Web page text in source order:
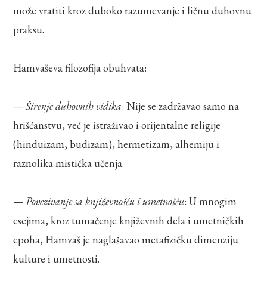
može vratiti kroz duboko razumevanje i ličnu duhovnu
praksu.
Hamvaševa filozofija obuhvata:
—Širenje duhovnih vidika: Nije se zadržavao samo na
hrišćanstvu, već je istraživao i orijentalne religije
(hinduizam, budizam), hermetizam, alhemiju i
raznolika mistička učenja.
—Povezivanje sa književnošću i umetnošću: U mnogim
esejima, kroz tumačenje književnih dela i umetničkih
epoha, Hamvaš je naglašavao metafizičku dimenziju
kulture i umetnosti.